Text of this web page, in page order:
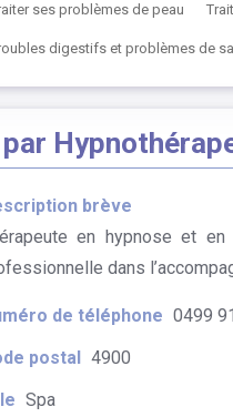
ses problèmes de peau
digestifs et problèmes de
brève
en hypnose et
dans
de téléphone 0499
postal 4900
Spa